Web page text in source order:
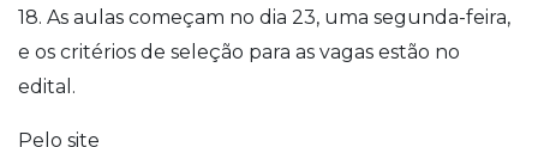
18. As aulas começam no dia 23, uma segunda-feira,
e os critérios de seleção para as vagas estão no
edital.
Pelo site